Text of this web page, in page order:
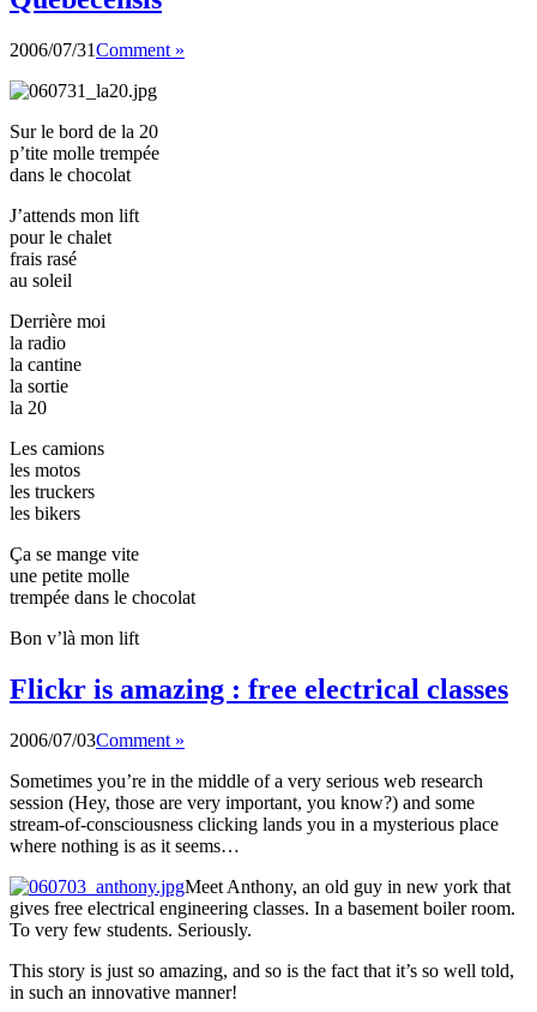
2006/07/31Comment »
Sur le bord de la 20
p’tite molle trempée
dans le chocolat
J’attends mon lift
pour le chalet
frais rasé
au soleil
Derrière moi
la radio
la cantine
la sortie
la 20
Les camions
les motos
les truckers
les bikers
Ça se mange vite
une petite molle
trempée dans le chocolat
Bon v’là mon lift
Flickr is amazing : free electrical classes
2006/07/03Comment »
Sometimes you’re in the middle of a very serious web research
session (Hey, those are very important, you know?) and some
stream-of-consciousness clicking lands you in a mysterious place
where nothing is as it seems…
Meet Anthony, an old guy in new york that
gives free electrical engineering classes. In a basement boiler room.
To very few students. Seriously.
This story is just so amazing, and so is the fact that it’s so well told,
in such an innovative manner!